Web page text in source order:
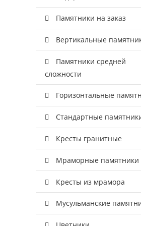
Памятники на заказ
Вертикальные
Памятники средней
сложности
Горизонтальные
Стандартные
Кресты гранитные
Мраморные памятники
Кресты из мрамора
Мусульманские